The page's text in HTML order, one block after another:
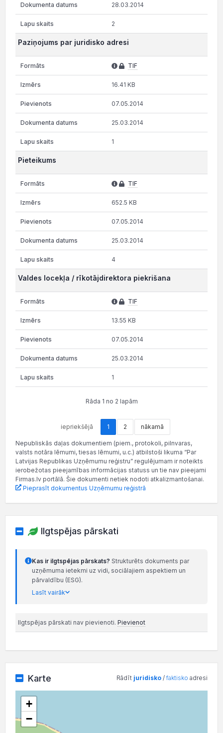
28.03.2014
2
Paziņojums par juridisko adresi
TIF
16.41 KB
07.05.2014
25.03.2014
1
Pieteikums
TIF
652.5 KB
07.05.2014
25.03.2014
4
Valdes locekļa / rīkotājdirektora piekrišana
TIF
13.55 KB
07.05.2014
25.03.2014
1
Rāda 1 no 2 lapām
iepriekšējā 1 2 nākamā
Nepubliskās daļas dokumentiem (piem., protokoli, pilnvaras,
valsts notāra lēmumi, tiesas lēmumi, u.c.) atbilstoši likuma “Par
Latvijas Republikas Uzņēmumu reģistru” regulējumam ir noteikts
ierobežotas pieejamības informācijas statuss un tie nav pieejami
Firmas.lv portālā. Šie dokumenti netiek nodoti atkalizmantošanai.
Pieprasīt dokumentus Uzņēmumu reģistrā
Ilgtspējas pārskati
Kas ir ilgtspējas pārskats? Strukturēts dokuments par
uzņēmuma ietekmi uz vidi, sociālajiem aspektiem un
pārvaldību (ESG).
Lasīt vairāk
Ilgtspējas pārskati nav pievienoti. Pievienot
Karte Rādīt juridisko /faktisko adresi
+
−